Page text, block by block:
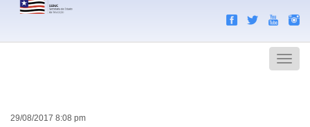
Menu
29/08/2017 8:08 pm